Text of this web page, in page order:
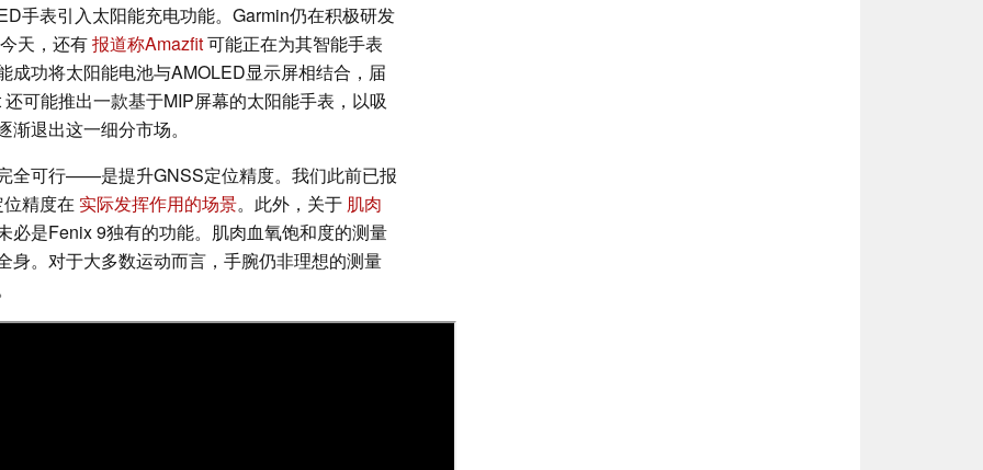
手表引入太阳能充电功能。Garmin仍在积极研发
天，还有报道称Amazfit可能正在为其智能手表
成功将太阳能电池与AMOLED显示屏相结合，届
可能推出一款基于MIP屏幕的太阳能手表，以吸
退出这一细分市场。
可行——是提升GNSS定位精度。我们此前已报
精度在 实际发挥作用的场景。此外，关于 肌肉
必是Fenix 9独有的功能。肌肉血氧饱和度的测量
身。对于大多数运动而言，手腕仍非理想的测量